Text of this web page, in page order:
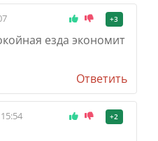
+3
езда экономит
Ответить
+2